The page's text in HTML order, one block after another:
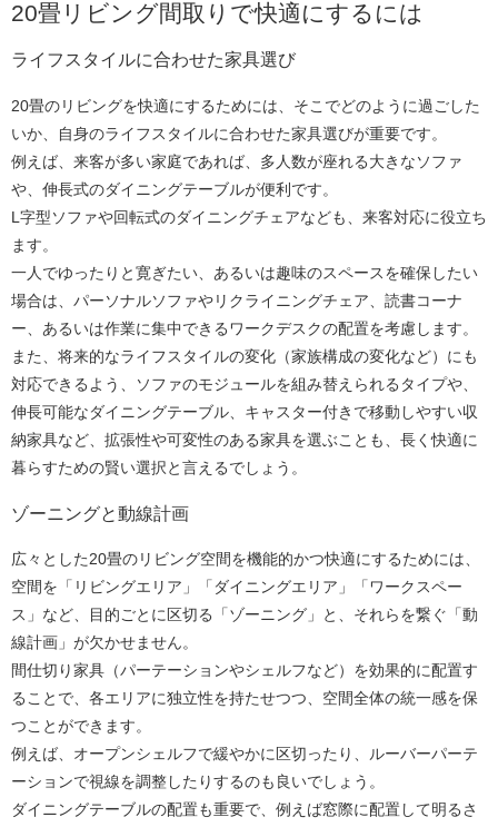
20畳リビング間取りで快適にするには
ライフスタイルに合わせた家具選び
20畳のリビングを快適にするためには、そこでどのように過ごした
いか、自身のライフスタイルに合わせた家具選びが重要です。
例えば、来客が多い家庭であれば、多人数が座れる大きなソファ
や、伸長式のダイニングテーブルが便利です。
L字型ソファや回転式のダイニングチェアなども、来客対応に役立ち
ます。
一人でゆったりと寛ぎたい、あるいは趣味のスペースを確保したい
場合は、パーソナルソファやリクライニングチェア、読書コーナ
ー、あるいは作業に集中できるワークデスクの配置を考慮します。
また、将来的なライフスタイルの変化（家族構成の変化など）にも
対応できるよう、ソファのモジュールを組み替えられるタイプや、
伸長可能なダイニングテーブル、キャスター付きで移動しやすい収
納家具など、拡張性や可変性のある家具を選ぶことも、長く快適に
暮らすための賢い選択と言えるでしょう。
ゾーニングと動線計画
広々とした20畳のリビング空間を機能的かつ快適にするためには、
空間を「リビングエリア」「ダイニングエリア」「ワークスペー
ス」など、目的ごとに区切る「ゾーニング」と、それらを繋ぐ「動
線計画」が欠かせません。
間仕切り家具（パーテーションやシェルフなど）を効果的に配置す
ることで、各エリアに独立性を持たせつつ、空間全体の統一感を保
つことができます。
例えば、オープンシェルフで緩やかに区切ったり、ルーバーパーテ
ーションで視線を調整したりするのも良いでしょう。
ダイニングテーブルの配置も重要で、例えば窓際に配置して明るさ